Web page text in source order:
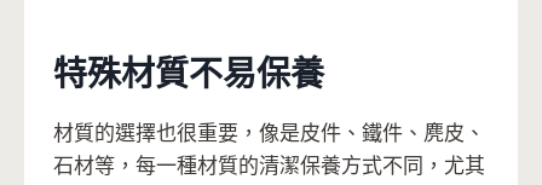
特殊材質不易保養
材質的選擇也很重要，像是皮件、鐵件、麂皮、
石材等，每一種材質的清潔保養方式不同，尤其